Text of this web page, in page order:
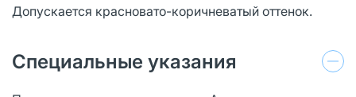
Допускается красновато-коричневатый оттенок.
Специальные указания